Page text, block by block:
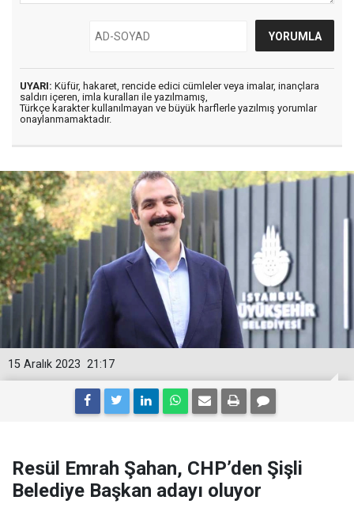
UYARI: Küfür, hakaret, rencide edici cümleler veya imalar, inançlara
saldırı içeren, imla kuralları ile yazılmamış,
Türkçe karakter kullanılmayan ve büyük harflerle yazılmış yorumlar
onaylanmamaktadır.
21:17
15 Aralık 2023
Resül Emrah Şahan, CHP’den Şişli
Belediye Başkan adayı oluyor